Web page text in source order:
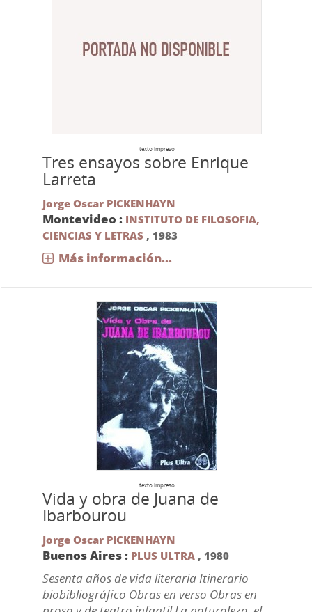
texto impreso
Tres ensayos sobre Enrique
Larreta
Jorge Oscar PICKENHAYN
Montevideo : INSTITUTO DE FILOSOFIA,
CIENCIAS Y LETRAS , 1983
Más información...
texto impreso
Vida y obra de Juana de
Ibarbourou
Jorge Oscar PICKENHAYN
Buenos Aires : PLUS ULTRA, 1980
Sesenta años de vida literaria Itinerario
biobibliográfico Obras en verso Obras en